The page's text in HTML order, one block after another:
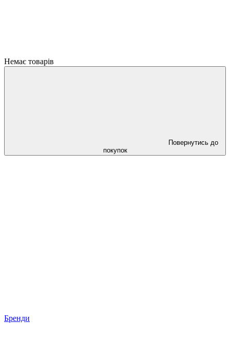
Немає товарів
Повернутись до
покупок
Бренди